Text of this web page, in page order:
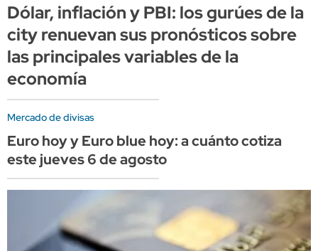
Dólar, inflación y PBI: los gurúes de la
city renuevan sus pronósticos sobre
las principales variables de la
economía
Mercado de divisas
Euro hoy y Euro blue hoy: a cuánto cotiza
este jueves 6 de agosto